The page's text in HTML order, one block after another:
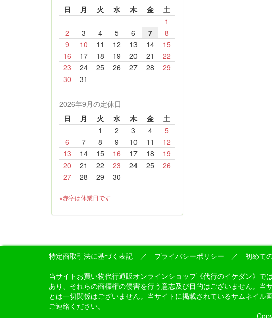
日
月 火 水 木 金
土
1
2
3 4 5 6 7
8
9
10 11 12 13 14
15
16
17 18 19 20 21
22
23
24 25 26 27 28
29
30
31
2026年9月の定休日
日
月 火 水 木 金
土
1
2 3 4
5
6
7 8 9 10 11
12
13
14 15 16 17 18
19
20
21 22 23 24 25
26
27
28 29 30
※赤字は休業日です
特定商取引法に基づく表記 ／ プライバシーポリシー ／ 初めて
当サイトお買い物代行通販オンラインショップ《代行のイケダン》
あり、それらの商標権の侵害を行う意志及び目的はございません。
とは一切関係はございません。当サイトに掲載されているサムネイ
ご連絡ください。